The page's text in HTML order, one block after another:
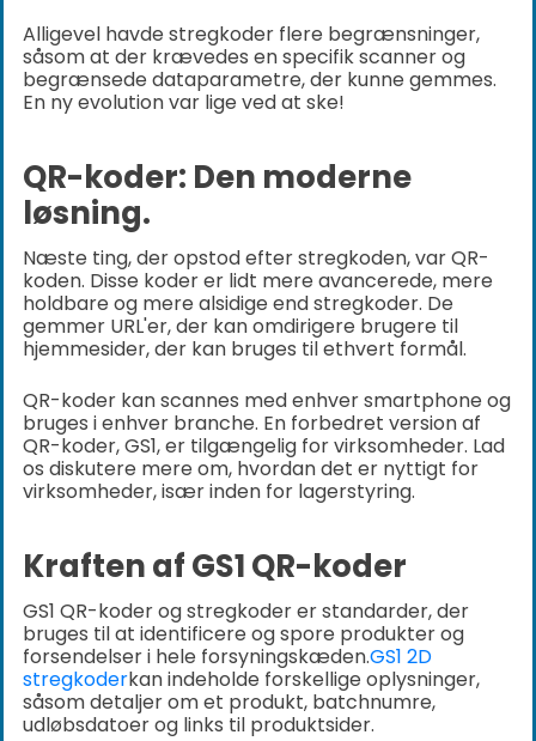
Alligevel havde stregkoder flere begrænsninger,
såsom at der krævedes en specifik scanner og
begrænsede dataparametre, der kunne gemmes.
En ny evolution var lige ved at ske!
QR-koder: Den moderne
løsning.
Næste ting, der opstod efter stregkoden, var QR-
koden. Disse koder er lidt mere avancerede, mere
holdbare og mere alsidige end stregkoder. De
gemmer URL'er, der kan omdirigere brugere til
hjemmesider, der kan bruges til ethvert formål.
QR-koder kan scannes med enhver smartphone og
bruges i enhver branche. En forbedret version af
QR-koder, GS1, er tilgængelig for virksomheder. Lad
os diskutere mere om, hvordan det er nyttigt for
virksomheder, især inden for lagerstyring.
Kraften af GS1 QR-koder
GS1 QR-koder og stregkoder er standarder, der
bruges til at identificere og spore produkter og
forsendelser i hele forsyningskæden.GS1 2D
stregkoderkan indeholde forskellige oplysninger,
såsom detaljer om et produkt, batchnumre,
udløbsdatoer og links til produktsider.